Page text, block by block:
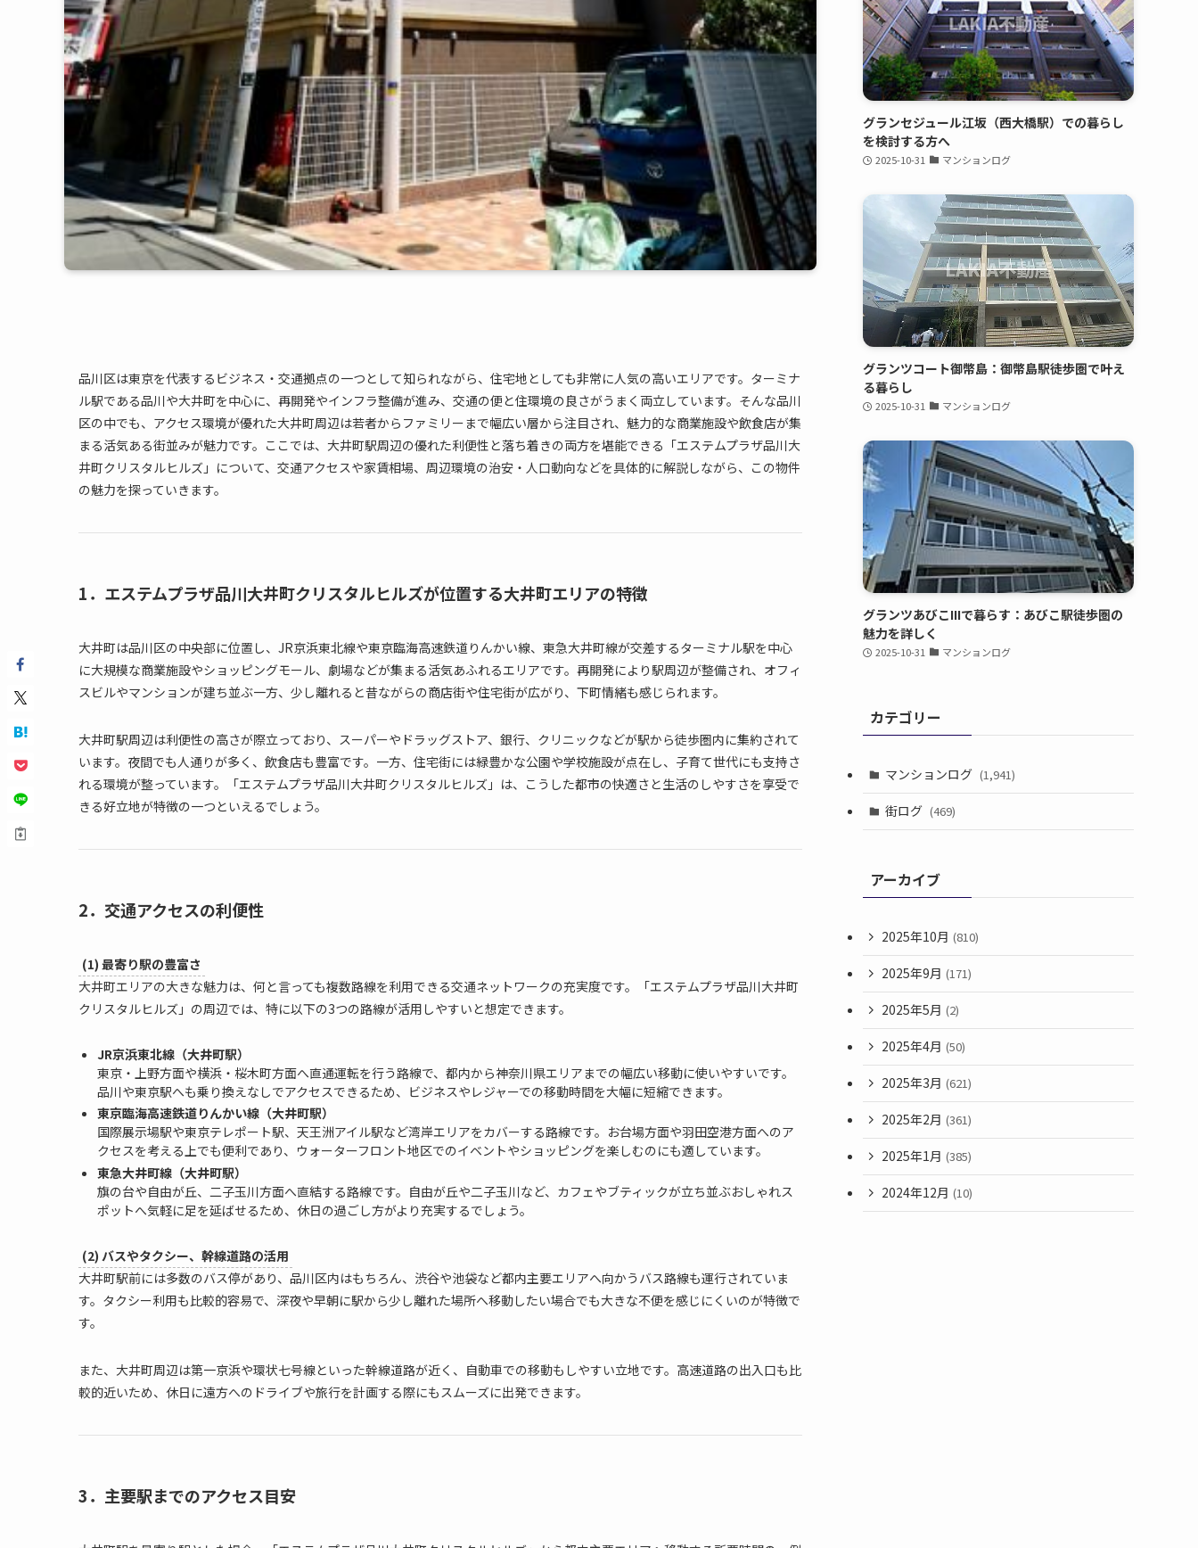
品川区は東京を代表するビジネス・交通拠点の一つとして知られながら、住宅地としても非常に人気の高いエリアです。ターミナ
ル駅である品川や大井町を中心に、再開発やインフラ整備が進み、交通の便と住環境の良さがうまく両立しています。そんな品川
区の中でも、アクセス環境が優れた大井町周辺は若者からファミリーまで幅広い層から注目され、魅力的な商業施設や飲食店が集
まる活気ある街並みが魅力です。ここでは、大井町駅周辺の優れた利便性と落ち着きの両方を堪能できる「エステムプラザ品川大
井町クリスタルヒルズ」について、交通アクセスや家賃相場、周辺環境の治安・人口動向などを具体的に解説しながら、この物件
の魅力を探っていきます。
1．エステムプラザ品川大井町クリスタルヒルズが位置する大井町エリアの特徴
大井町は品川区の中央部に位置し、JR京浜東北線や東京臨海高速鉄道りんかい線、東急大井町線が交差するターミナル駅を中心
に大規模な商業施設やショッピングモール、劇場などが集まる活気あふれるエリアです。再開発により駅周辺が整備され、オフィ
スビルやマンションが建ち並ぶ一方、少し離れると昔ながらの商店街や住宅街が広がり、下町情緒も感じられます。
大井町駅周辺は利便性の高さが際立っており、スーパーやドラッグストア、銀行、クリニックなどが駅から徒歩圏内に集約されて
います。夜間でも人通りが多く、飲食店も豊富です。一方、住宅街には緑豊かな公園や学校施設が点在し、子育て世代にも支持さ
れる環境が整っています。「エステムプラザ品川大井町クリスタルヒルズ」は、こうした都市の快適さと生活のしやすさを享受で
きる好立地が特徴の一つといえるでしょう。
2．交通アクセスの利便性
(1) 最寄り駅の豊富さ
大井町エリアの大きな魅力は、何と言っても複数路線を利用できる交通ネットワークの充実度です。「エステムプラザ品川大井町
クリスタルヒルズ」の周辺では、特に以下の3つの路線が活用しやすいと想定できます。
JR京浜東北線（大井町駅）
東京・上野方面や横浜・桜木町方面へ直通運転を行う路線で、都内から神奈川県エリアまでの幅広い移動に使いやすいです。
品川や東京駅へも乗り換えなしでアクセスできるため、ビジネスやレジャーでの移動時間を大幅に短縮できます。
東京臨海高速鉄道りんかい線（大井町駅）
国際展示場駅や東京テレポート駅、天王洲アイル駅など湾岸エリアをカバーする路線です。お台場方面や羽田空港方面へのア
クセスを考える上でも便利であり、ウォーターフロント地区でのイベントやショッピングを楽しむのにも適しています。
東急大井町線（大井町駅）
旗の台や自由が丘、二子玉川方面へ直結する路線です。自由が丘や二子玉川など、カフェやブティックが立ち並ぶおしゃれス
ポットへ気軽に足を延ばせるため、休日の過ごし方がより充実するでしょう。
(2) バスやタクシー、幹線道路の活用
大井町駅前には多数のバス停があり、品川区内はもちろん、渋谷や池袋など都内主要エリアへ向かうバス路線も運行されていま
す。タクシー利用も比較的容易で、深夜や早朝に駅から少し離れた場所へ移動したい場合でも大きな不便を感じにくいのが特徴で
す。
また、大井町周辺は第一京浜や環状七号線といった幹線道路が近く、自動車での移動もしやすい立地です。高速道路の出入口も比
較的近いため、休日に遠方へのドライブや旅行を計画する際にもスムーズに出発できます。
3．主要駅までのアクセス目安
グランセジュール江坂（西大橋駅）での暮らし
を検討する方へ
2025-10-31 マンションログ
グランツコート御幣島：御幣島駅徒歩圏で叶え
る暮らし
2025-10-31 マンションログ
グランツあびこIIIで暮らす：あびこ駅徒歩圏の
魅力を詳しく
2025-10-31 マンションログ
カテゴリー
マンションログ (1,941)
街ログ (469)
アーカイブ
2025年10月 (810)
2025年9月 (171)
2025年5月 (2)
2025年4月 (50)
2025年3月 (621)
2025年2月 (361)
2025年1月 (385)
2024年12月 (10)